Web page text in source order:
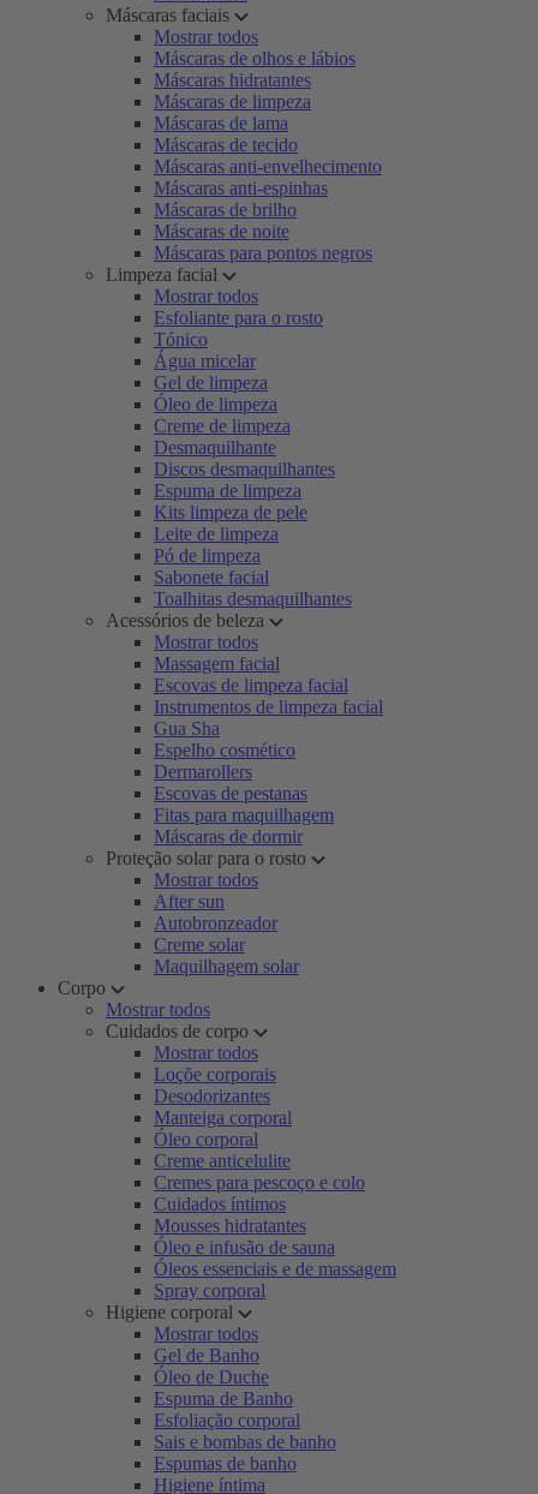
Máscaras faciais
Mostrar todos
Máscaras de olhos e lábios
Máscaras hidratantes
Máscaras de limpeza
Máscaras de lama
Máscaras de tecido
Máscaras anti-envelhecimento
Máscaras anti-espinhas
Máscaras de brilho
Máscaras de noite
Máscaras para pontos negros
Limpeza facial
Mostrar todos
Esfoliante para o rosto
Tónico
Água micelar
Gel de limpeza
Óleo de limpeza
Creme de limpeza
Desmaquilhante
Discos desmaquilhantes
Espuma de limpeza
Kits limpeza de pele
Leite de limpeza
Pó de limpeza
Sabonete facial
Toalhitas desmaquilhantes
Acessórios de beleza
Mostrar todos
Massagem facial
Escovas de limpeza facial
Instrumentos de limpeza facial
Gua Sha
Espelho cosmético
Dermarollers
Escovas de pestanas
Fitas para maquilhagem
Máscaras de dormir
Proteção solar para o rosto
Mostrar todos
After sun
Autobronzeador
Creme solar
Maquilhagem solar
Corpo
Mostrar todos
Cuidados de corpo
Mostrar todos
Loçõe corporais
Desodorizantes
Manteiga corporal
Óleo corporal
Creme anticelulite
Cremes para pescoço e colo
Cuidados íntimos
Mousses hidratantes
Óleo e infusão de sauna
Óleos essenciais e de massagem
Spray corporal
Higiene corporal
Mostrar todos
Gel de Banho
Óleo de Duche
Espuma de Banho
Esfoliação corporal
Sais e bombas de banho
Espumas de banho
Higiene íntima